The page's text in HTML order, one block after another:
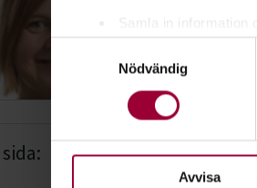
Ta reda på mer om hur
eller dra tillbaka ditt
För att du ska få en så bra
Nödvändig
Avvisa
076-525 23 04
Facebook